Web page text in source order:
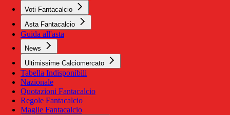
Voti Fantacalcio
Asta Fantacalcio
Guida all'asta
News
Ultimissime Calciomercato
Tabella Indisponibili
Nazionale
Quotazioni Fantacalcio
Regole Fantacalcio
Maglie Fantacalcio